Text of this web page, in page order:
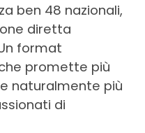
ben 48 nazionali,
diretta
format
promette più
naturalmente più
di